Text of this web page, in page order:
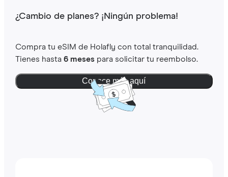
¿Cambio de planes? ¡Ningún problema!
Compra tu eSIM de Holafly con total tranquilidad.
Tienes hasta 6 mesespara solicitar tu reembolso.
Conoce más aquí